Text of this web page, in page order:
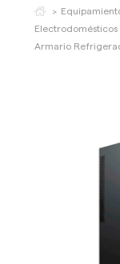
Electrodomésticos
Armario